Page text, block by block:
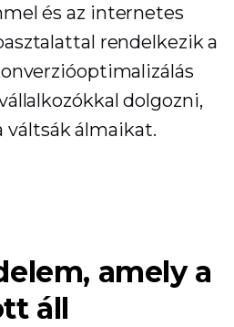
és az internetes
rendelkezik a
dolgozni,
váltsák álmaikat.
amely a
áll